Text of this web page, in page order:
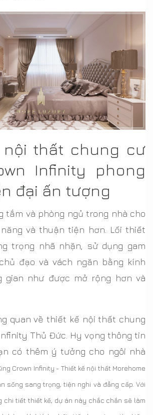
nội thất chung cư
Infinity phong
đại ấn tượng
tắm và phòng ngủ trong nhà cho
và thuận tiện hơn. Lối thiết
trọng nhã nhặn, sử dụng gam
đạo và vách ngăn bằng kính
gian như được mở rộng hơn và
quan về thiết kế nội thất chung
Thủ Đức. Hy vọng thông tin
có thêm ý tưởng cho ngôi nhà
Crown Infinity - Thiết kế nội thất Morehome
sống sang trọng, tiện nghi và đẳng cấp. Với
chi tiết thiết kế, dự án này chắc chắn sẽ làm